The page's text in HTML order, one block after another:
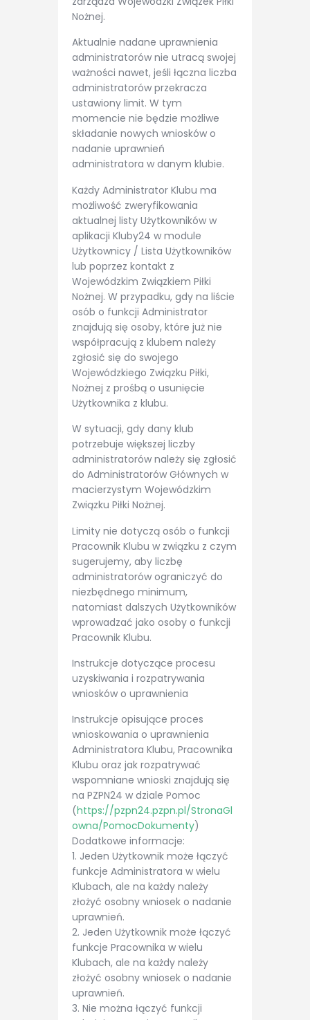
Nożnej.
Aktualnie nadane uprawnienia
administratorów nie utracą swojej
ważności nawet, jeśli łączna liczba
administratorów przekracza
ustawiony limit. W tym
momencie nie będzie możliwe
składanie nowych wniosków o
nadanie uprawnień
administratora w danym klubie.
Każdy Administrator Klubu ma
możliwość zweryfikowania
aktualnej listy Użytkowników w
aplikacji Kluby24 w module
Użytkownicy / Lista Użytkowników
lub poprzez kontakt z
Wojewódzkim Związkiem Piłki
Nożnej. W przypadku, gdy na liście
osób o funkcji Administrator
znajdują się osoby, które już nie
współpracują z klubem należy
zgłosić się do swojego
Wojewódzkiego Związku Piłki,
Nożnej z prośbą o usunięcie
Użytkownika z klubu.
W sytuacji, gdy dany klub
potrzebuje większej liczby
administratorów należy się zgłosić
do Administratorów Głównych w
macierzystym Wojewódzkim
Związku Piłki Nożnej.
Limity nie dotyczą osób o funkcji
Pracownik Klubu w związku z czym
sugerujemy, aby liczbę
administratorów ograniczyć do
niezbędnego minimum,
natomiast dalszych Użytkowników
wprowadzać jako osoby o funkcji
Pracownik Klubu.
Instrukcje dotyczące procesu
uzyskiwania i rozpatrywania
wniosków o uprawnienia
Instrukcje opisujące proces
wnioskowania o uprawnienia
Administratora Klubu, Pracownika
Klubu oraz jak rozpatrywać
wspomniane wnioski znajdują się
na PZPN24 w dziale Pomoc
(https://pzpn24.pzpn.pl/StronaGl
owna/PomocDokumenty)
Dodatkowe informacje:
1. Jeden Użytkownik może łączyć
funkcje Administratora w wielu
Klubach, ale na każdy należy
złożyć osobny wniosek o nadanie
uprawnień.
2. Jeden Użytkownik może łączyć
funkcje Pracownika w wielu
Klubach, ale na każdy należy
złożyć osobny wniosek o nadanie
uprawnień.
3. Nie można łączyć funkcji